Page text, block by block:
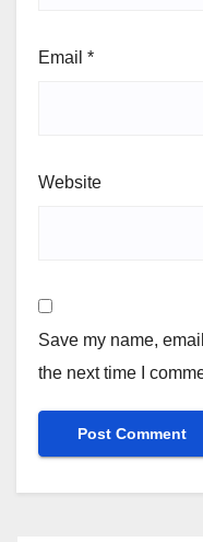
Email *
Website
Save my name,
the next time I